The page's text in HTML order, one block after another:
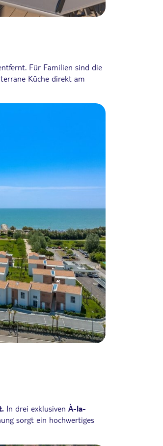
Für Familien sind die
Küche direkt am
In drei exklusiven À-la-
sorgt ein hochwertiges